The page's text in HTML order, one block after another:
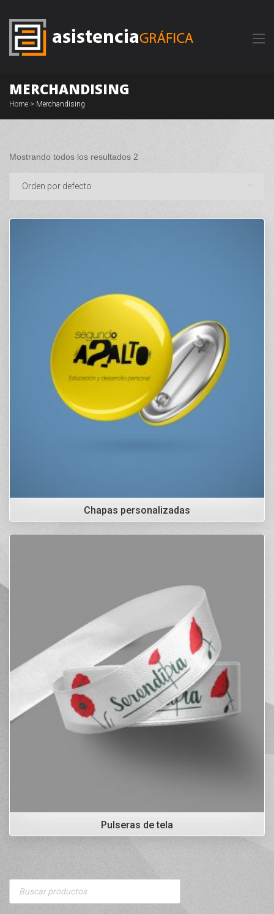
MERCHANDISING
Home > Merchandising
Mostrando todos los resultados 2
Chapas personalizadas
Pulseras de tela
Products
search